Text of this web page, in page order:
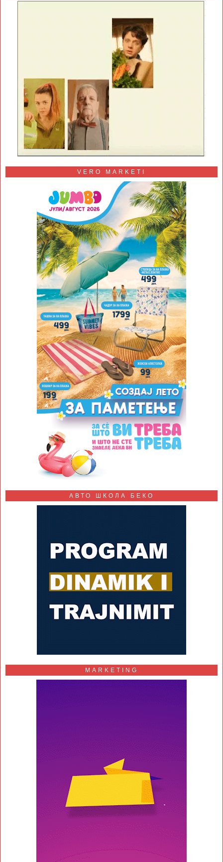
VERO MARKETI
АВТО ШКОЛА БЕКО
MARKETING